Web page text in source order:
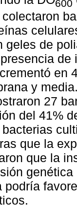
600
geles de
en
y
27
del 41%
que la
que la
podría